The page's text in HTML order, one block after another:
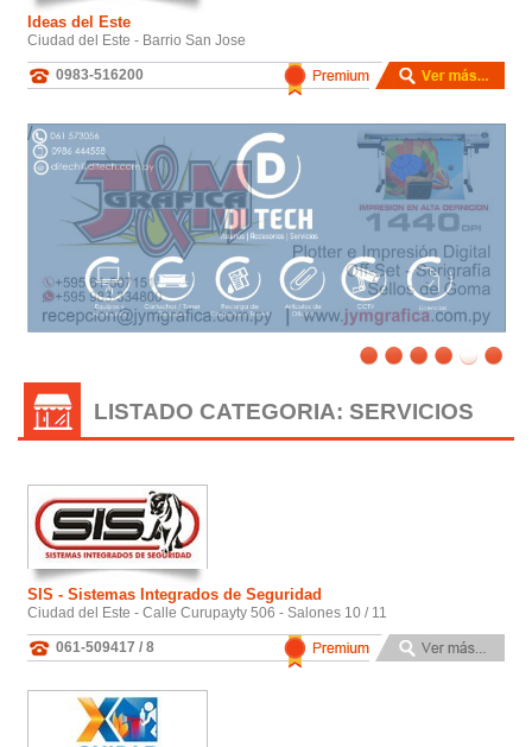
Ideas del Este
Ciudad del Este - Barrio San Jose
0983-516200
/
LISTADO CATEGORIA: SERVICIOS
SIS - Sistemas Integrados de Seguridad
Ciudad del Este - Calle Curupayty 506 - Salones 10 / 11
061-509417 / 8